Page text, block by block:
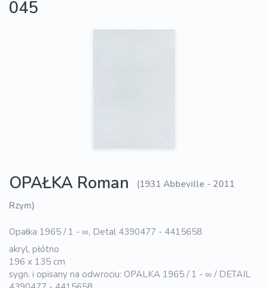
045
OPAŁKA Roman
(1931 Abbeville - 2011
Rzym)
Opałka 1965 / 1 - ∞, Detal 4390477 - 4415658
akryl, płótno
196 x 135 cm
sygn. i opisany na odwrociu: OPALKA 1965 / 1 - ∞ / DETAIL